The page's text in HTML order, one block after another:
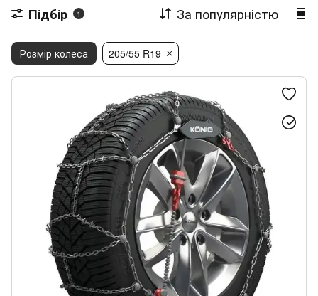
Підбір 1 За популярністю
Розмір колеса 205/55 R19